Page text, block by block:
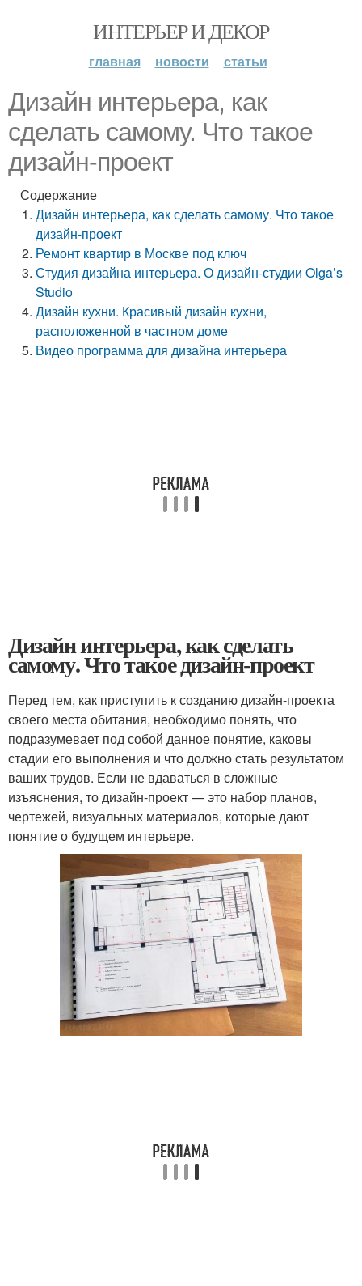
ИНТЕРЬЕР И ДЕКОР
главная новости статьи
Дизайн интерьера, как
сделать самому. Что такое
дизайн-проект
Содержание
Дизайн интерьера, как сделать самому. Что такое
дизайн-проект
Ремонт квартир в Москве под ключ
Студия дизайна интерьера. О дизайн-студии Olga’s
Studio
Дизайн кухни. Красивый дизайн кухни,
расположенной в частном доме
Видео программа для дизайна интерьера
Дизайн интерьера, как сделать
самому. Что такое дизайн-проект
Перед тем, как приступить к созданию дизайн-проекта
своего места обитания, необходимо понять, что
подразумевает под собой данное понятие, каковы
стадии его выполнения и что должно стать результатом
ваших трудов. Если не вдаваться в сложные
изъяснения, то дизайн-проект — это набор планов,
чертежей, визуальных материалов, которые дают
понятие о будущем интерьере.